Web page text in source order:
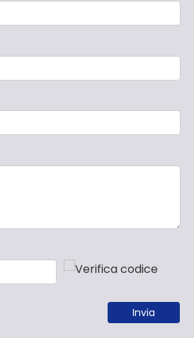
Invia